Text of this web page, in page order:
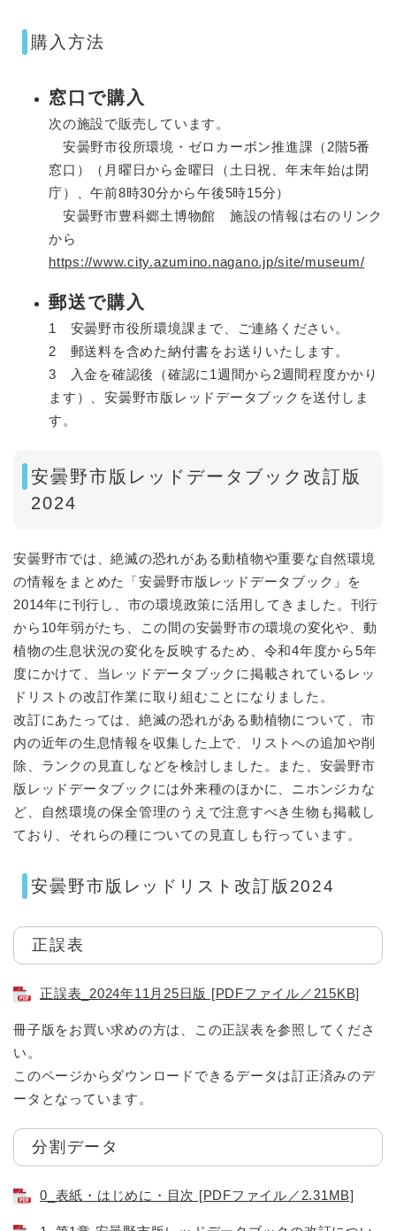
購入方法
窓口で購入
次の施設で販売しています。
安曇野市役所環境・ゼロカーボン推進課（2階5番
窓口）（月曜日から金曜日（土日祝、年末年始は閉
庁）、午前8時30分から午後5時15分）
安曇野市豊科郷土博物館 施設の情報は右のリンク
から
https://www.city.azumino.nagano.jp/site/museum/
郵送で購入
1 安曇野市役所環境課まで、ご連絡ください。
2 郵送料を含めた納付書をお送りいたします。
3 入金を確認後（確認に1週間から2週間程度かかり
ます）、安曇野市版レッドデータブックを送付しま
す。
安曇野市版レッドデータブック改訂版
2024
安曇野市では、絶滅の恐れがある動植物や重要な自然環境
の情報をまとめた「安曇野市版レッドデータブック」を
2014年に刊行し、市の環境政策に活用してきました。刊行
から10年弱がたち、この間の安曇野市の環境の変化や、動
植物の生息状況の変化を反映するため、令和4年度から5年
度にかけて、当レッドデータブックに掲載されているレッ
ドリストの改訂作業に取り組むことになりました。
改訂にあたっては、絶滅の恐れがある動植物について、市
内の近年の生息情報を収集した上で、リストへの追加や削
除、ランクの見直しなどを検討しました。また、安曇野市
版レッドデータブックには外来種のほかに、ニホンジカな
ど、自然環境の保全管理のうえで注意すべき生物も掲載し
ており、それらの種についての見直しも行っています。
安曇野市版レッドリスト改訂版2024
正誤表
正誤表_2024年11月25日版 [PDFファイル／215KB]
冊子版をお買い求めの方は、この正誤表を参照してくださ
い。
このページからダウンロードできるデータは訂正済みのデ
ータとなっています。
分割データ
0_表紙・はじめに・目次 [PDFファイル／2.31MB]